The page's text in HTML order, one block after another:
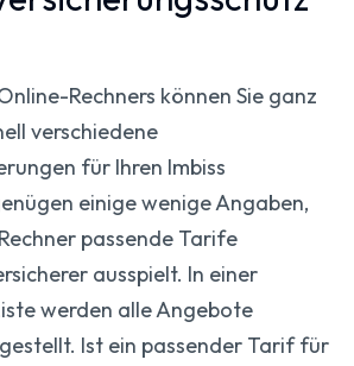
Rechners können Sie ganz
verschiedene
für Ihren Imbiss
einige wenige Angaben,
passende Tarife
ausspielt. In einer
werden alle Angebote
Ist ein passender Tarif für